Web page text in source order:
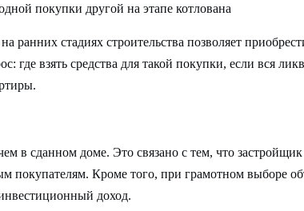
стадиях строительства позволяет
взять средства для такой покупки, если вся
в сданном доме. Это связано с тем, что
покупателям. Кроме того, при грамотном выборе
доход.